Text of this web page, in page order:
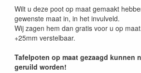
Wilt u deze poot op maat gemaakt
gewenste maat in, in het invulveld.
Wij zagen hem dan gratis voor u op
+25mm verstelbaar.
Tafelpoten op maat gezaagd kunnen
geruild worden!